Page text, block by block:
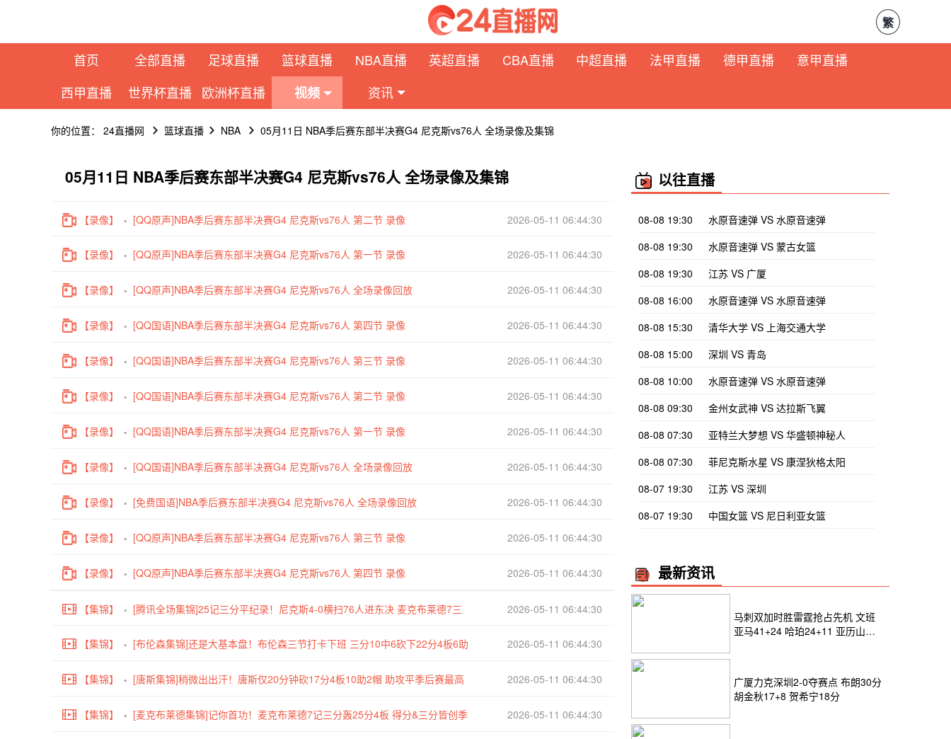
繁
首页 全部直播 足球直播 篮球直播 NBA直播 英超直播 CBA直播 中超直播 法甲直播 德甲直播
意甲直播
西甲直播
世界杯直播 欧洲杯直播 视频 资讯
你的位置： 24直播网 篮球直播 NBA 05月11日 NBA季后赛东部半决赛G4 尼克斯vs76人 全场录像及集锦
05月11日 NBA季后赛东部半决赛G4 尼克斯vs76人 全场录像及集锦
【录像】 [QQ原声]NBA季后赛东部半决赛G4 尼克斯vs76人 第二节 录像 2026-05-11 06:44:30
【录像】 [QQ原声]NBA季后赛东部半决赛G4 尼克斯vs76人 第一节 录像 2026-05-11 06:44:30
【录像】 [QQ原声]NBA季后赛东部半决赛G4 尼克斯vs76人 全场录像回放 2026-05-11 06:44:30
【录像】 [QQ国语]NBA季后赛东部半决赛G4 尼克斯vs76人 第四节 录像 2026-05-11 06:44:30
【录像】 [QQ国语]NBA季后赛东部半决赛G4 尼克斯vs76人 第三节 录像 2026-05-11 06:44:30
【录像】 [QQ国语]NBA季后赛东部半决赛G4 尼克斯vs76人 第二节 录像 2026-05-11 06:44:30
【录像】 [QQ国语]NBA季后赛东部半决赛G4 尼克斯vs76人 第一节 录像 2026-05-11 06:44:30
【录像】 [QQ国语]NBA季后赛东部半决赛G4 尼克斯vs76人 全场录像回放 2026-05-11 06:44:30
【录像】 [免费国语]NBA季后赛东部半决赛G4 尼克斯vs76人 全场录像回放 2026-05-11 06:44:30
【录像】 [QQ原声]NBA季后赛东部半决赛G4 尼克斯vs76人 第三节 录像 2026-05-11 06:44:30
【录像】 [QQ原声]NBA季后赛东部半决赛G4 尼克斯vs76人 第四节 录像 2026-05-11 06:44:30
【集锦】 [腾讯全场集锦]25记三分平纪录！尼克斯4-0横扫76人进东决 麦克布莱德7三
分
2026-05-11 06:44:30
【集锦】 [布伦森集锦]还是大基本盘！布伦森三节打卡下班 三分10中6砍下22分4板6助 2026-05-11 06:44:30
【集锦】 [唐斯集锦]稍微出出汗！唐斯仅20分钟砍17分4板10助2帽 助攻平季后赛最高 2026-05-11 06:44:30
【集锦】 [麦克布莱德集锦]记你首功！麦克布莱德7记三分轰25分4板 得分&三分皆创季 2026-05-11 06:44:30
以往直播
08-08 19:30
水原音速弹 VS 水原音速弹
08-08 19:30
水原音速弹 VS 蒙古女篮
08-08 19:30
江苏 VS 广厦
08-08 16:00
水原音速弹 VS 水原音速弹
08-08 15:30
清华大学 VS 上海交通大学
08-08 15:00
深圳 VS 青岛
08-08 10:00
水原音速弹 VS 水原音速弹
08-08 09:30
金州女武神 VS 达拉斯飞翼
08-08 07:30
亚特兰大梦想 VS 华盛顿神秘人
08-08 07:30
菲尼克斯水星 VS 康涅狄格太阳
08-07 19:30
江苏 VS 深圳
08-07 19:30
中国女篮 VS 尼日利亚女篮
最新资讯
马刺双加时胜雷霆抢占先机 文班
亚马41+24 哈珀24+11 亚历山大
广厦力克深圳2-0夺赛点 布朗30分
胡金秋17+8 贺希宁18分